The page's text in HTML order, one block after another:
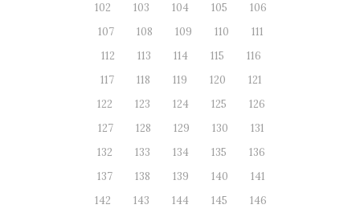
102
103 104 105
106
107
108 109 110
111
112
113 114 115
116
117
118 119 120
121
122
123 124 125
126
127
128 129 130
131
132
133 134 135
136
137
138 139 140
141
142
143 144 145
146